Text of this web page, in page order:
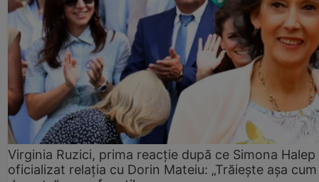
Virginia Ruzici, prima reacție după ce Simona Halep
oficializat relația cu Dorin Mateiu: „Trăiește așa cum